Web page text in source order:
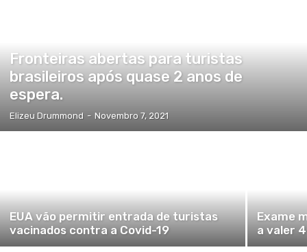
Fronteiras abertas para turistas
brasileiros após quase 2 anos de
espera.
Elizeu Drummond - Novembro 7, 2021
EUA vão permitir entrada de turistas
vacinados contra a Covid-19
Exame
a valer